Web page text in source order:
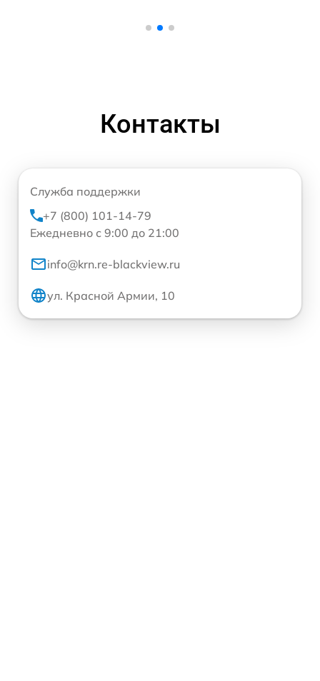
Контакты
Служба поддержки
+7 (800) 101-14-79
Ежедневно с 9:00 до 21:00
info@krn.re-blackview.ru
ул. Красной Армии, 10